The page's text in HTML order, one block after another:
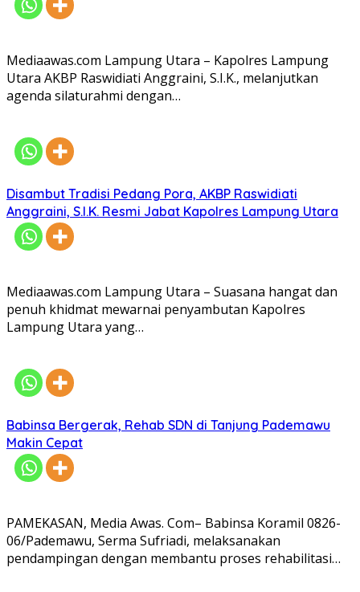
Mediaawas.com Lampung Utara – Kapolres Lampung
Utara AKBP Raswidiati Anggraini, S.I.K., melanjutkan
agenda silaturahmi dengan…
Disambut Tradisi Pedang Pora, AKBP Raswidiati
Anggraini, S.I.K. Resmi Jabat Kapolres Lampung Utara
Mediaawas.com Lampung Utara – Suasana hangat dan
penuh khidmat mewarnai penyambutan Kapolres
Lampung Utara yang…
Babinsa Bergerak, Rehab SDN di Tanjung Pademawu
Makin Cepat
PAMEKASAN, Media Awas. Com– Babinsa Koramil 0826-
06/Pademawu, Serma Sufriadi, melaksanakan
pendampingan dengan membantu proses rehabilitasi…